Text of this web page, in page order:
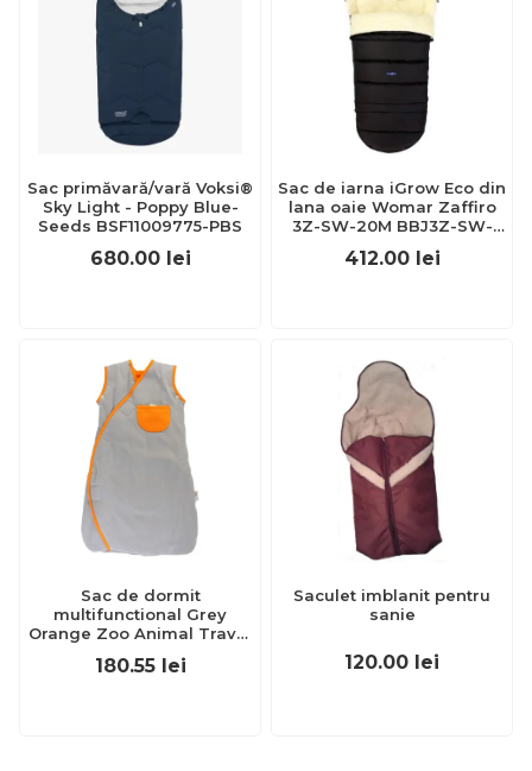
Sac primăvară/vară Voksi®
Sky Light - Poppy Blue-
Seeds BSF11009775-PBS
680.00 lei
Sac de iarna iGrow Eco din
lana oaie Womar Zaffiro
3Z-SW-20M BBJ3Z-SW-
20M_Negru
412.00 lei
Sac de dormit
multifunctional Grey
Orange Zoo Animal Travel
0-3 luni 2.5 Tog
BBXUK1080-25
180.55 lei
Saculet imblanit pentru
sanie
120.00 lei